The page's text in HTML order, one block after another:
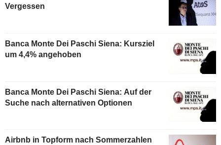
Vergessen
Banca Monte Dei Paschi Siena: Kursziel
um 4,4% angehoben
Banca Monte Dei Paschi Siena: Auf der
Suche nach alternativen Optionen
Airbnb in Topform nach Sommerzahlen